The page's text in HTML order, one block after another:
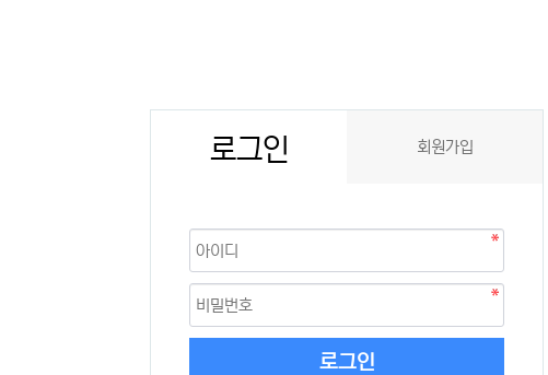
로그인 회원가입
로그인